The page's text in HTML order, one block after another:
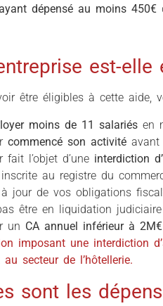
ayant dépensé au moins 450€
est-elle
être éligibles à cette aide,
moins de 11 salariésen
commencé son activitéavant
fait l’objet d’une interdiction
inscrite au registre du
à jour de vos obligations
être en liquidation
un CA annuel inférieur à
imposant une interdiction
secteur de l’hôtellerie.
sont les